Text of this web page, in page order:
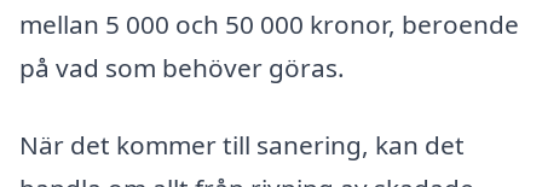
mellan 5 000 och 50 000 kronor, beroende
på vad som behöver göras.
När det kommer till sanering, kan det